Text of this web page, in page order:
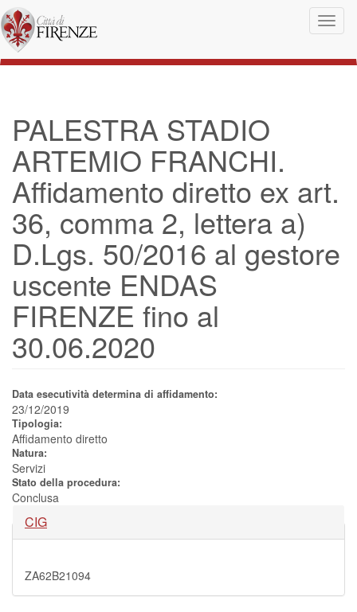
Salta al contenuto principale
PALESTRA STADIO
ARTEMIO FRANCHI.
Affidamento diretto ex art.
36, comma 2, lettera a)
D.Lgs. 50/2016 al gestore
uscente ENDAS
FIRENZE fino al
30.06.2020
Data esecutività determina di affidamento:
23/12/2019
Tipologia:
Affidamento diretto
Natura:
Servizi
Stato della procedura:
Conclusa
Nascondi
CIG
ZA62B21094